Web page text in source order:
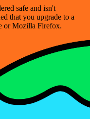
safe and isn't
that you upgrade to a
or Mozilla Firefox.